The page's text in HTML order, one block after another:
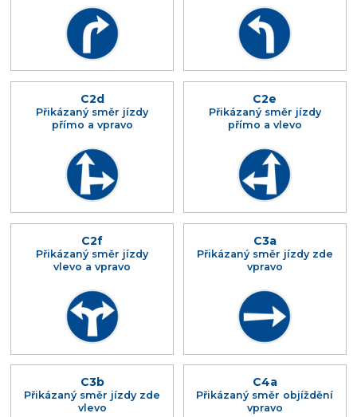
C2d
Přikázaný směr jízdy
přímo a vpravo
C2e
Přikázaný směr jízdy
přímo a vlevo
C2f
Přikázaný směr jízdy
vlevo a vpravo
C3a
Přikázaný směr jízdy zde
vpravo
C3b
Přikázaný směr jízdy zde
vlevo
C4a
Přikázaný směr objíždění
vpravo